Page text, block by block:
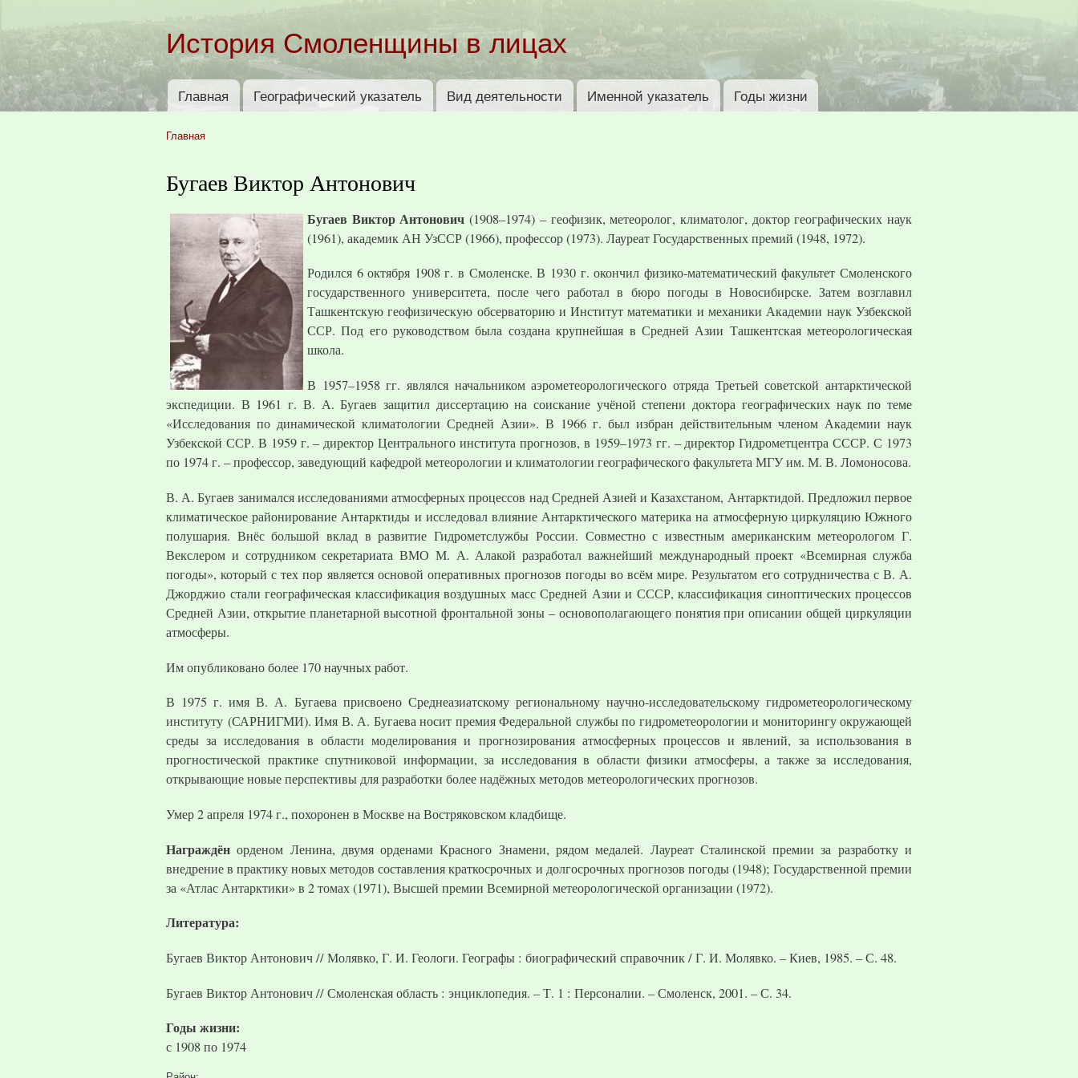
основному
содержанию
История Смоленщины в лицах
Главное меню
Главная Географический указатель Вид деятельности Именной указатель Годы жизни
Главная
Бугаев Виктор Антонович
Бугаев Виктор Антонович (1908–1974) – геофизик, метеоролог, климатолог, доктор географических наук
(1961), академик АН УзССР (1966), профессор (1973). Лауреат Государственных премий (1948, 1972).
Родился 6 октября 1908 г. в Смоленске. В 1930 г. окончил физико-математический факультет Смоленского
государственного университета, после чего работал в бюро погоды в Новосибирске. Затем возглавил
Ташкентскую геофизическую обсерваторию и Институт математики и механики Академии наук Узбекской
ССР. Под его руководством была создана крупнейшая в Средней Азии Ташкентская метеорологическая
школа.
В 1957–1958 гг. являлся начальником аэрометеорологического отряда Третьей советской антарктической
экспедиции. В 1961 г. В. А. Бугаев защитил диссертацию на соискание учёной степени доктора географических наук по теме
«Исследования по динамической климатологии Средней Азии». В 1966 г. был избран действительным членом Академии наук
Узбекской ССР. В 1959 г. – директор Центрального института прогнозов, в 1959–1973 гг. – директор Гидрометцентра СССР. С 1973
по 1974 г. – профессор, заведующий кафедрой метеорологии и климатологии географического факультета МГУ им. М. В. Ломоносова.
В. А. Бугаев занимался исследованиями атмосферных процессов над Средней Азией и Казахстаном, Антарктидой. Предложил первое
климатическое районирование Антарктиды и исследовал влияние Антарктического материка на атмосферную циркуляцию Южного
полушария. Внёс большой вклад в развитие Гидрометслужбы России. Совместно с известным американским метеорологом Г.
Векслером и сотрудником секретариата ВМО М. А. Алакой разработал важнейший международный проект «Всемирная служба
погоды», который с тех пор является основой оперативных прогнозов погоды во всём мире. Результатом его сотрудничества с В. А.
Джорджио стали географическая классификация воздушных масс Средней Азии и СССР, классификация синоптических процессов
Средней Азии, открытие планетарной высотной фронтальной зоны – основополагающего понятия при описании общей циркуляции
атмосферы.
Им опубликовано более 170 научных работ.
В 1975 г. имя В. А. Бугаева присвоено Среднеазиатскому региональному научно-исследовательскому гидрометеорологическому
институту (САРНИГМИ). Имя В. А. Бугаева носит премия Федеральной службы по гидрометеорологии и мониторингу окружающей
среды за исследования в области моделирования и прогнозирования атмосферных процессов и явлений, за использования в
прогностической практике спутниковой информации, за исследования в области физики атмосферы, а также за исследования,
открывающие новые перспективы для разработки более надёжных методов метеорологических прогнозов.
Умер 2 апреля 1974 г., похоронен в Москве на Востряковском кладбище.
Награждён орденом Ленина, двумя орденами Красного Знамени, рядом медалей. Лауреат Сталинской премии за разработку и
внедрение в практику новых методов составления краткосрочных и долгосрочных прогнозов погоды (1948); Государственной премии
за «Атлас Антарктики» в 2 томах (1971), Высшей премии Всемирной метеорологической организации (1972).
Литература:
Бугаев Виктор Антонович // Молявко, Г. И. Геологи. Географы : биографический справочник / Г. И. Молявко. – Киев, 1985. – С. 48.
Бугаев Виктор Антонович // Смоленская область : энциклопедия. – Т. 1 : Персоналии. – Смоленск, 2001. – С. 34.
Годы жизни:
с 1908по 1974